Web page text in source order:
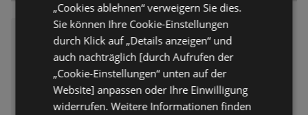
Galeria Karstadt Kaufhof Ang
ebote
Prospekt
nicht mehr gültig
Abgelaufen am: 23.06.2026
Entfernt: 12,23 km
„Cookies ablehnen“ verweigern Sie dies.
Sie können Ihre Cookie-Einstellungen
durch Klick auf „Details anzeigen“ und
auch nachträglich [durch Aufrufen der
„Cookie-Einstellungen“ unten auf der
Website] anpassen oder Ihre Einwilligung
widerrufen. Weitere Informationen finden